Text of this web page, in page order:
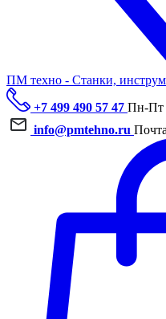
ПМ техно - Станки,
+7 499 490 57 47 Пн-Пт
info@pmtehno.ru